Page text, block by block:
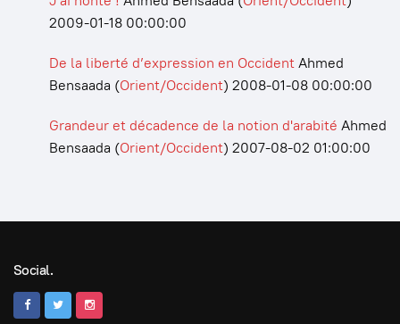
2009-01-18 00:00:00
De la liberté d’expression en OccidentAhmed
Bensaada (Orient/Occident) 2008-01-08 00:00:00
Grandeur et décadence de la notion d'arabité Ahmed
Bensaada (Orient/Occident) 2007-08-02 01:00:00
Social.